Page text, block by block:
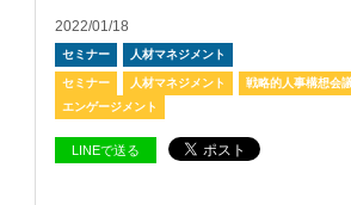
2022/01/18
セミナー 人材マネジメント
セミナー 人材マネジメント
戦略的人事構想会
エンゲージメント
LINEで送る